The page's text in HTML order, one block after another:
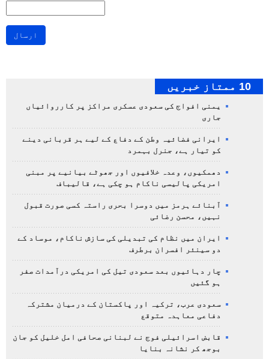
ارسال
10 ممتاز خبریں
یمنی افواج کی سعودی عسکری مراکز پر کارروائیاں
جاری
ایرانی فضائیہ وطن کے دفاع کے لیے ہر قربانی دینے
کو تیار ہے، جنرل بہمرد
دھمکیوں، وعدہ خلافیوں اور جھوٹے بیانیے پر مبنی
امریکی پالیسی ناکام ہو چکی ہے، قالیباف
آبنائے ہرمز میں دوسرا بحری راستہ کسی صورت قبول
نہیں، محسن رضائی
ایران میں نظام کی تبدیلی کی سازش ناکام، موساد کے
دو سینئر افسران برطرف
چار دہائیوں بعد سعودی تیل کی امریکی درآمدات صفر
ہو گئیں
سعودی عرب، ترکیہ اور پاکستان کے درمیان مشترکہ
دفاعی معاہدہ متوقع
قابض اسرائیلی فوج نے لبنانی صحافی امل خلیل کو جان
بوجھ کر نشانہ بنایا